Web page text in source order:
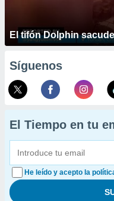
El tifón Dolphin
Síguenos
El Tiempo en tu
He leído y acepto la